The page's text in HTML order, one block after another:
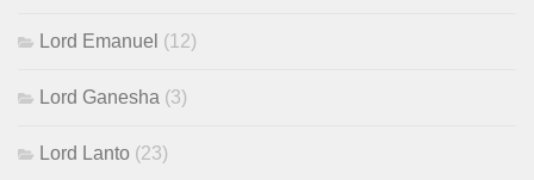
Lord Emanuel (12)
Lord Ganesha (3)
Lord Lanto (23)